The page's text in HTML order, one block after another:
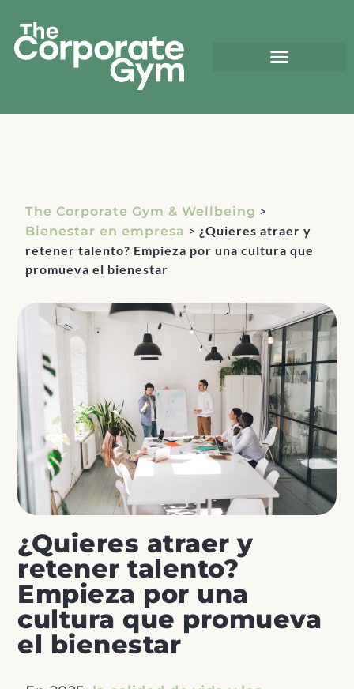
The Corporate Gym & Wellbeing >
Bienestar en empresa > ¿Quieres atraer y
retener talento? Empieza por una cultura que
promueva el bienestar
¿Quieres atraer y
retener talento?
Empieza por una
cultura que promueva
el bienestar